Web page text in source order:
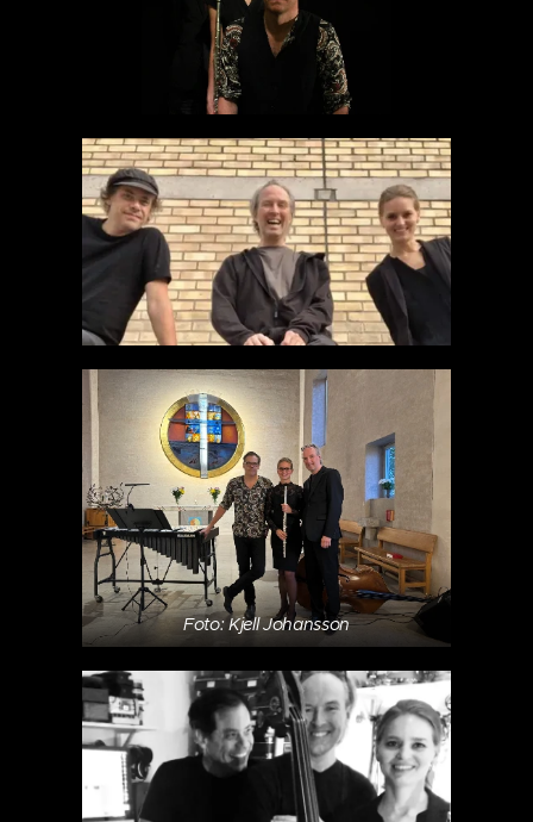
Foto: Kjell Johansson